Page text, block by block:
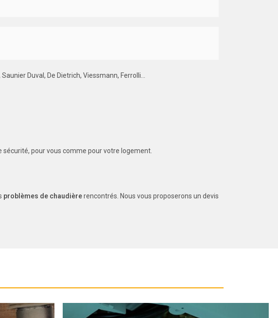
Duval, De Dietrich, Viessmann, Ferrolli…
pour vous comme pour votre logement.
problèmes de chaudièrerencontrés. Nous vous proposerons un devis